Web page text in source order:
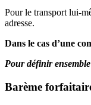
Pour le transport lui-
adresse.
Dans le cas d’une
Pour définir
Barème